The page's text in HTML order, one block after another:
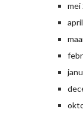
mei